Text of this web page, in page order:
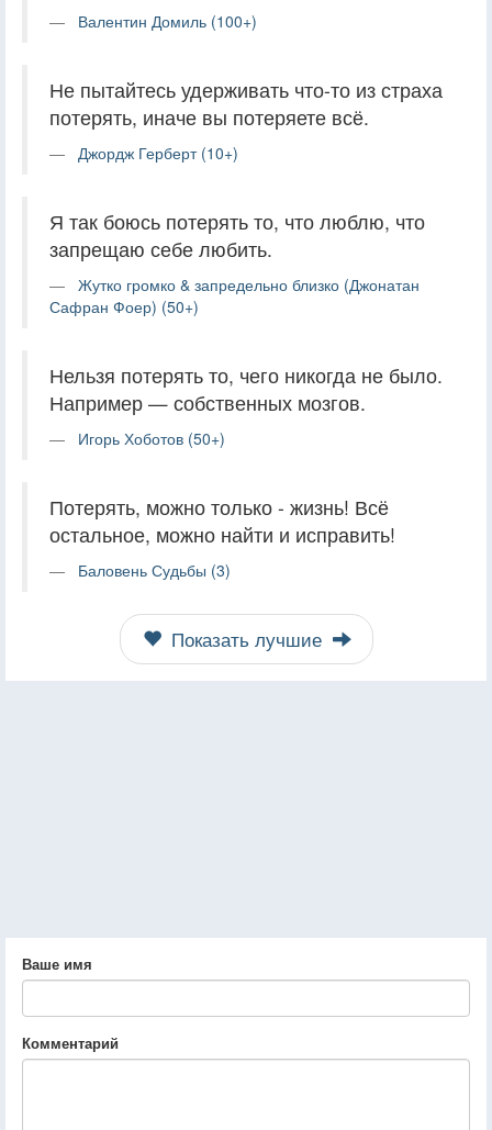
Валентин Домиль (100+)
Не пытайтесь удерживать что-то из страха
потерять, иначе вы потеряете всё.
Джордж Герберт (10+)
Я так боюсь потерять то, что люблю, что
запрещаю себе любить.
Жутко громко & запредельно близко (Джонатан
Сафран Фоер) (50+)
Нельзя потерять то, чего никогда не было.
Например — собственных мозгов.
Игорь Хоботов (50+)
Потерять, можно только - жизнь! Всё
остальное, можно найти и исправить!
Баловень Судьбы (3)
Показать лучшие
Ваше имя
Комментарий